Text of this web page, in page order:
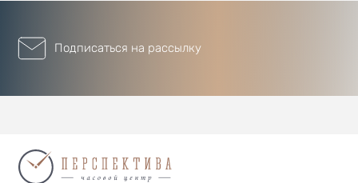
Подписаться на рассылку